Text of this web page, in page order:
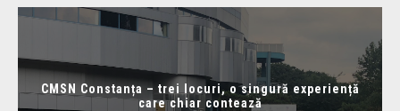
CMSN Constanța – trei locuri, o singură experiență
care chiar contează